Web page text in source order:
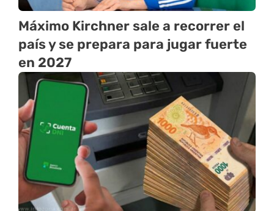
Máximo Kirchner sale a recorrer el
país y se prepara para jugar fuerte
en 2027